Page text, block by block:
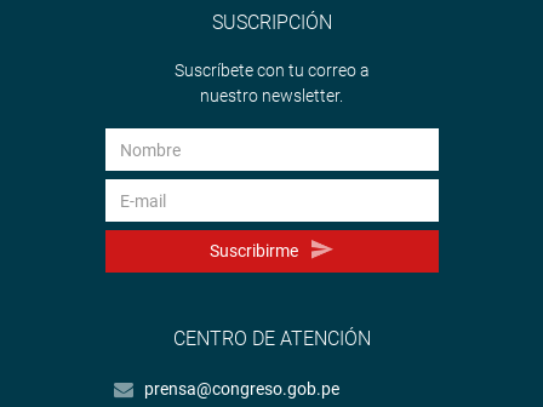
SUSCRIPCIÓN
Suscríbete con tu correo a
nuestro newsletter.
Suscribirme
CENTRO DE ATENCIÓN
prensa@congreso.gob.pe